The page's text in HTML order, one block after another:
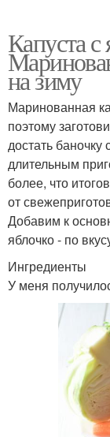
Капуста
на зиму
Маринованная
поэтому
достать баночку
длительным
более, что
от
Добавим к
яблочко - по
Ингредиенты
У меня